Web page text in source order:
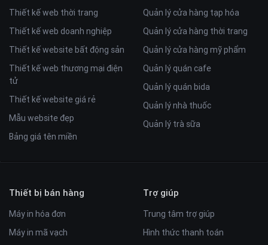
Thiết kế web thời trang
Thiết kế web doanh nghiệp
Thiết kế website bất động sản
Thiết kế web thương mại điện
tử
Thiết kế website giá rẻ
Mẫu website đẹp
Bảng giá tên miền
Quản lý cửa hàng tạp hóa
Quản lý cửa hàng thời trang
Quản lý cửa hàng mỹ phẩm
Quản lý quán cafe
Quản lý quán bida
Quản lý nhà thuốc
Quản lý trà sữa
Thiết bị bán hàng
Máy in hóa đơn
Máy in mã vạch
Trợ giúp
Trung tâm trợ giúp
Hình thức thanh toán